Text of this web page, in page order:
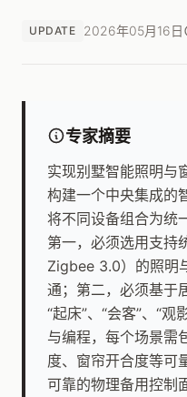
UPDATE 2026年05月16日
专家摘要
实现别墅智能照明与
构建一个中央集成的
将不同设备组合为统
第一，必须选用支持
Zigbee 3.0）的照明
通；第二，必须基于
“起床”、“会客”、“观
与编程，每个场景需
度、窗帘开合度等可
可靠的物理备用控制
提交即视为您同意我们与您联